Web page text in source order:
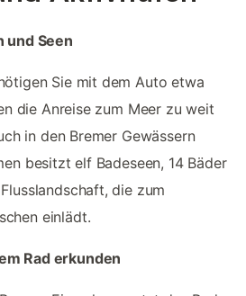
und Seen
Sie mit dem Auto etwa
die Anreise zum Meer zu weit
in den Bremer Gewässern
besitzt elf Badeseen, 14 Bäder
die zum
einlädt.
Rad erkunden